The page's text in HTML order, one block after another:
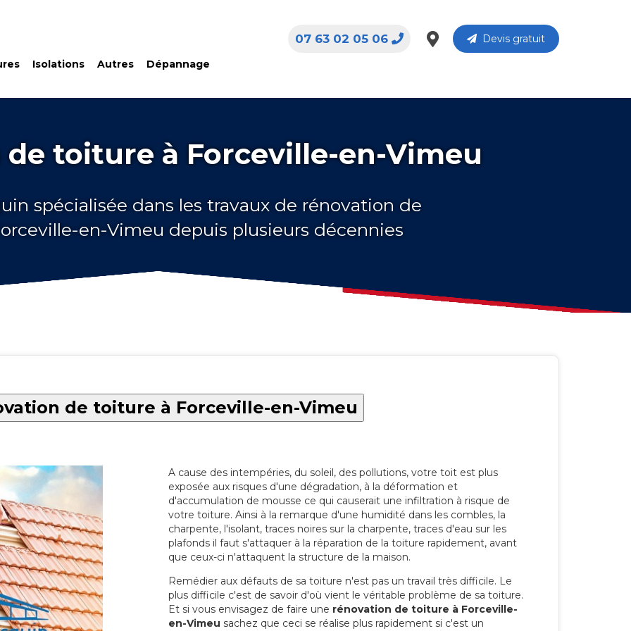
Isolations Autres Dépannage
Devis gratuit
07 63 02 05 06
toiture à Forceville-en-Vimeu
spécialisée dans les travaux de rénovation de
en-Vimeu depuis plusieurs décennies
de toiture à Forceville-en-Vimeu
A cause des intempéries, du soleil, des pollutions, votre toit est plus
exposée aux risques d'une dégradation, à la déformation et
d'accumulation de mousse ce qui causerait une infiltration à risque de
votre toiture. Ainsi à la remarque d'une humidité dans les combles, la
charpente, l'isolant, traces noires sur la charpente, traces d'eau sur les
plafonds il faut s'attaquer à la réparation de la toiture rapidement, avant
que ceux-ci n'attaquent la structure de la maison.
Remédier aux défauts de sa toiture n'est pas un travail très difficile. Le
plus difficile c'est de savoir d'où vient le véritable problème de sa toiture.
Et si vous envisagez de faire une rénovation de toiture à Forceville-
en-Vimeu sachez que ceci se réalise plus rapidement si c'est un